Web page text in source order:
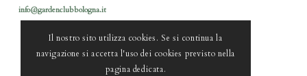
info@gardenclubbologna.it
Il nostro sito utilizza cookies. Se si continua la
navigazione si accetta l'uso dei cookies previsto nella
pagina dedicata.